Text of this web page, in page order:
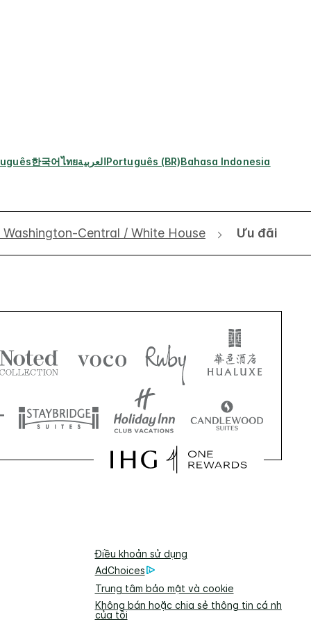
한국어ไทยالعربيةPortuguês (BR)Bahasa Indonesia
Washington-Central / White House Ưu đãi
Điều khoản sử dụng
AdChoices
Trung tâm bảo mật và cookie
Không bán hoặc chia sẻ thông tin cá nhân
của tôi